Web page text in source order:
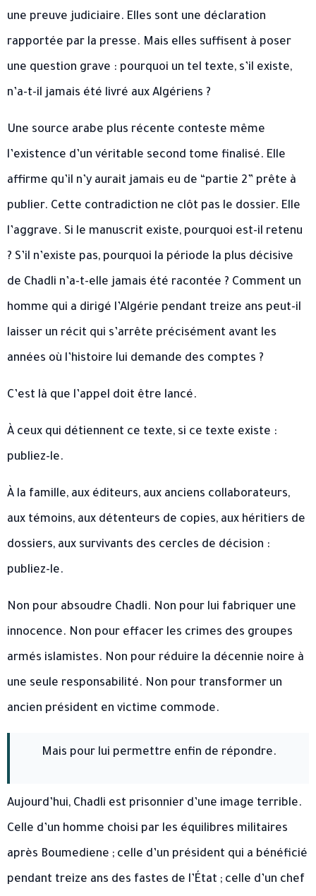
une preuve judiciaire. Elles sont une déclaration
rapportée par la presse. Mais elles suffisent à poser
une question grave : pourquoi un tel texte, s’il existe,
n’a-t-il jamais été livré aux Algériens ?
Une source arabe plus récente conteste même
l’existence d’un véritable second tome finalisé. Elle
affirme qu’il n’y aurait jamais eu de “partie 2” prête à
publier. Cette contradiction ne clôt pas le dossier. Elle
l’aggrave. Si le manuscrit existe, pourquoi est-il retenu
? S’il n’existe pas, pourquoi la période la plus décisive
de Chadli n’a-t-elle jamais été racontée ? Comment un
homme qui a dirigé l’Algérie pendant treize ans peut-il
laisser un récit qui s’arrête précisément avant les
années où l’histoire lui demande des comptes ?
C’est là que l’appel doit être lancé.
À ceux qui détiennent ce texte, si ce texte existe :
publiez-le.
À la famille, aux éditeurs, aux anciens collaborateurs,
aux témoins, aux détenteurs de copies, aux héritiers de
dossiers, aux survivants des cercles de décision :
publiez-le.
Non pour absoudre Chadli. Non pour lui fabriquer une
innocence. Non pour effacer les crimes des groupes
armés islamistes. Non pour réduire la décennie noire à
une seule responsabilité. Non pour transformer un
ancien président en victime commode.
Mais pour lui permettre enfin de répondre.
Aujourd’hui, Chadli est prisonnier d’une image terrible.
Celle d’un homme choisi par les équilibres militaires
après Boumediene ; celle d’un président qui a bénéficié
pendant treize ans des fastes de l’État ; celle d’un chef